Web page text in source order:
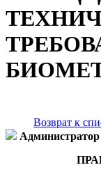
Возврат к
Администратор